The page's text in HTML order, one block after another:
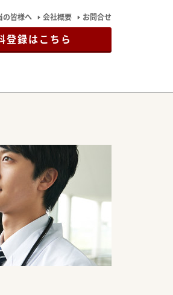
の皆様へ 会社概要 お問合せ
登録はこちら